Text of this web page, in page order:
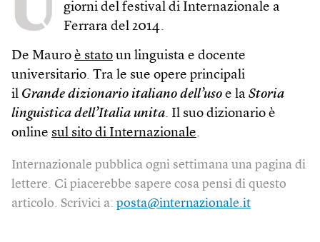
giorni del festival di Internazionale a
Ferrara del 2014.
De Mauro è stato un linguista e docente
universitario. Tra le sue opere principali
il Grande dizionario italiano dell’uso e la Storia
linguistica dell’Italia unita. Il suo dizionario è
online sul sito di Internazionale.
Internazionale pubblica ogni settimana una pagina di
lettere. Ci piacerebbe sapere cosa pensi di questo
articolo. Scrivici a: posta@internazionale.it